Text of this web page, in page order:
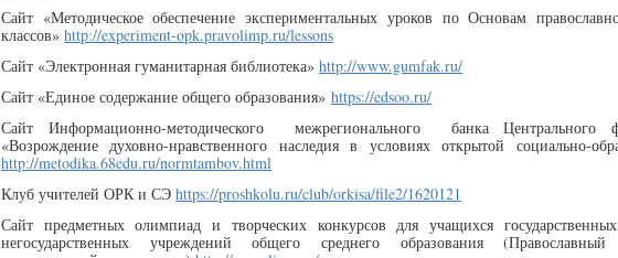
Сайт «Методическое обеспечение экспериментальных уроков по Основам
классов» http://experiment-opk.pravolimp.ru/lessons
Сайт «Электронная гуманитарная библиотека» http://www.gumfak.ru/
Сайт «Единое содержание общего образования» https://edsoo.ru/
Сайт Информационно-методического межрегионального банка Центрального
«Возрождение духовно-нравственного наследия в условиях открытой социально-
http://metodika.68edu.ru/normtambov.html
Клуб учителей ОРК и СЭ https://proshkolu.ru/club/orkisa/file2/1620121
Сайт предметных олимпиад и творческих конкурсов для учащихся
негосударственных учреждений общего среднего образования (Православный